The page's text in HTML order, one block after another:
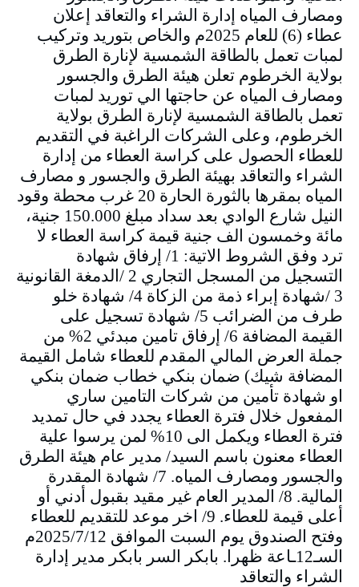
ومصارف المياه إدارة الشراء والتعاقد إعلان
عطاء (6) للعام 2025م والخاص بتوريد وتركيب
لمبات تعمل بالطاقة الشمسية لإنارة الطرق
بولاية الخرطوم تعلن هيئة الطرق والجسور
ومصارف المياه عن حاجتها الي توريد لمبات
تعمل بالطاقة الشمسية لإنارة الطرق بولاية
الخرطوم، وعلى الشركات الراغبة في التقديم
للعطاء الحصول على كراسة العطاء من إدارة
الشراء والتعاقد بهيئة الطرق والجسور و مصارف
المياه بمقرها بالثورة الحارة 20 غرب محطة وقود
النيل شارع الوادي بعد سداد مبلغ 150.000 جنية،
مائة وخمسون الف جنية قيمة كراسة العطاء لا
ترد وفق الشروط الاتية: 1/ إرفاق شهادة
التسجيل من المسجل التجاري 2 /الدمغة القانونية
3 /شهادة إبراء ذمة من الزكاة 4/ شهادة خلو
طرف من الضرائب 5/ شهادة تسجيل على
القيمة المضافة 6/ إرفاق تامين مبدئي 2% من
جملة العرض المالي المقدم للعطاء شامل القيمة
المضافة شيك) ضمان بنكي خطاب ضمان بنكي
او شهادة تأمين من شركات التامين ساري
المفعول خلال فترة العطاء يجدد في حال تمديد
فترة العطاء ويكمل الى 10% لمن يرسوا علية
العطاء معنون باسم السيد/ مدير عام هيئة الطرق
والجسور ومصارف المياه. 7/ شهادة المقدرة
المالية. 8/ المدير العام غير مقيد بقبول أدني أو
أعلى قيمة للعطاء. 9/ اخر موعد للتقديم للعطاء
وفتح الصندوق يوم السبت الموافق 2025/7/12م
السـ12ـاعة ظهرا. بابكر السر بابكر مدير إدارة
الشراء والتعاقد